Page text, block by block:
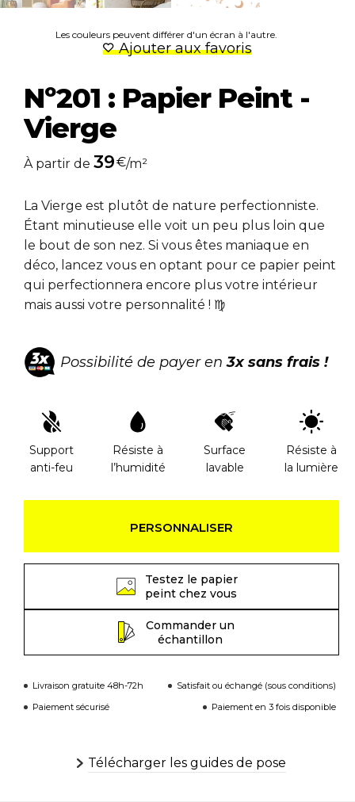
Les couleurs peuvent différer d'un écran à l'autre.
Ajouter aux favoris
Nº201 : Papier Peint -
Vierge
À partir de 39€/m²
La Vierge est plutôt de nature perfectionniste.
Étant minutieuse elle voit un peu plus loin que
le bout de son nez. Si vous êtes maniaque en
déco, lancez vous en optant pour ce papier peint
qui perfectionnera encore plus votre intérieur
mais aussi votre personnalité ! ♍
Possibilité de payer en3x sans frais !
Support
anti-feu
Résiste à
l’humidité
Surface
lavable
Résiste à
la lumière
PERSONNALISER
Testez le papier
peint chez vous
Commander un
échantillon
Livraison gratuite 48h-72h
Satisfait ou échangé (sous conditions)
Paiement sécurisé
Paiement en 3 fois disponible
Télécharger les guides de pose